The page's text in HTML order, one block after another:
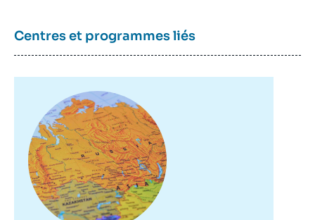
Centres et programmes liés
principale